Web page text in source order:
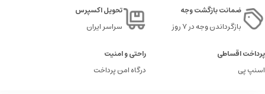
ضمانت بازگشت وجه
بازگرداندن وجه در ۷ روز
تحویل اکسپرس
سراسر ایران
پرداخت اقساطی
اسنپ پی
راحتی و امنیت
درگاه امن پرداخت